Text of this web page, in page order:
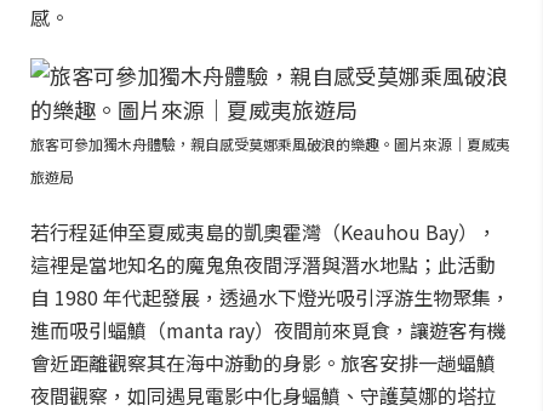
感。
旅客可參加獨木舟體驗，親自感受莫娜乘風破浪的樂趣。圖片來源｜夏威夷
旅遊局
若行程延伸至夏威夷島的凱奧霍灣（Keauhou Bay），
這裡是當地知名的魔鬼魚夜間浮潛與潛水地點；此活動
自 1980 年代起發展，透過水下燈光吸引浮游生物聚集，
進而吸引蝠鱝（manta ray）夜間前來覓食，讓遊客有機
會近距離觀察其在海中游動的身影。旅客安排一趟蝠鱝
夜間觀察，如同遇見電影中化身蝠鱝、守護莫娜的塔拉